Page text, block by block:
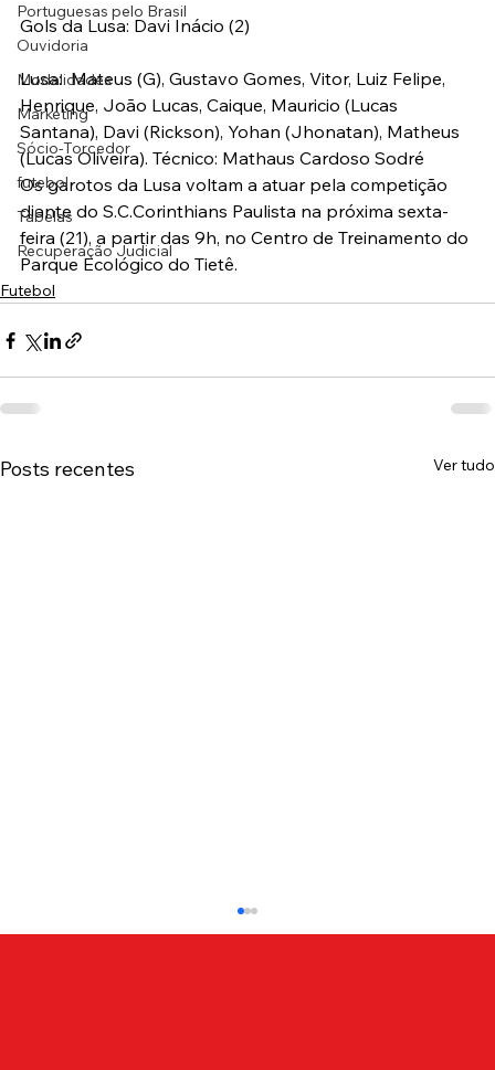
Portuguesas pelo Brasil
Ouvidoria
Modalidades
Marketing
Sócio-Torcedor
futebol
Tabelas
Recuperação Judicial
Gols da Lusa: Davi Inácio (2)
Lusa:  Mateus (G), Gustavo Gomes, Vitor, Luiz Felipe,
Henrique, João Lucas, Caique, Mauricio (Lucas
Santana), Davi (Rickson), Yohan (Jhonatan), Matheus
(Lucas Oliveira). Técnico: Mathaus Cardoso Sodré
Os garotos da Lusa voltam a atuar pela competição
diante do S.C.Corinthians Paulista na próxima sexta-
feira (21), a partir das 9h, no Centro de Treinamento do
Parque Ecológico do Tietê.
Futebol
Posts recentes Ver tudo